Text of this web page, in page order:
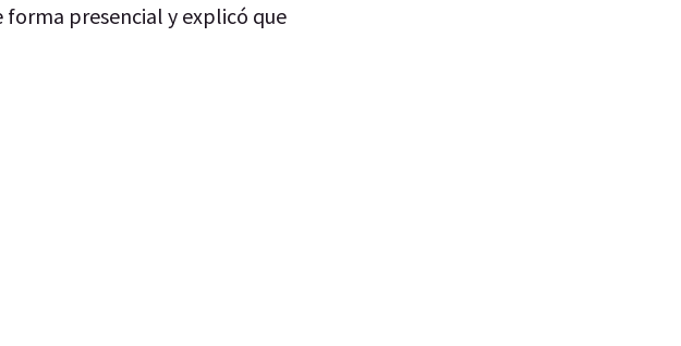
forma presencial y explicó que